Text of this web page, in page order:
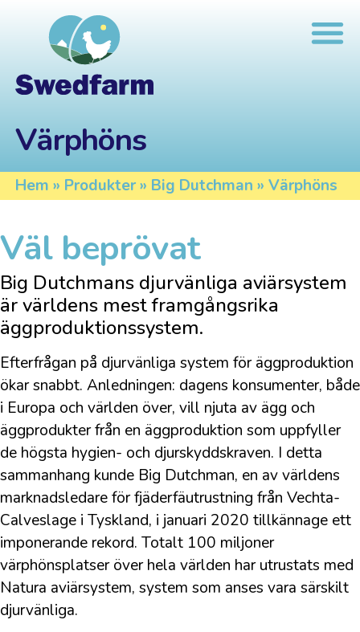
Värphöns
Hem » Produkter» Big Dutchman »Värphöns
Väl beprövat
Big Dutchmans djurvänliga aviärsystem
är världens mest framgångsrika
äggproduktionssystem.
Efterfrågan på djurvänliga system för äggproduktion
ökar snabbt. Anledningen: dagens konsumenter, både
i Europa och världen över, vill njuta av ägg och
äggprodukter från en äggproduktion som uppfyller
de högsta hygien- och djurskyddskraven. I detta
sammanhang kunde Big Dutchman, en av världens
marknadsledare för fjäderfäutrustning från Vechta-
Calveslage i Tyskland, i januari 2020 tillkännage ett
imponerande rekord. Totalt 100 miljoner
värphönsplatser över hela världen har utrustats med
Natura aviärsystem, system som anses vara särskilt
djurvänliga.